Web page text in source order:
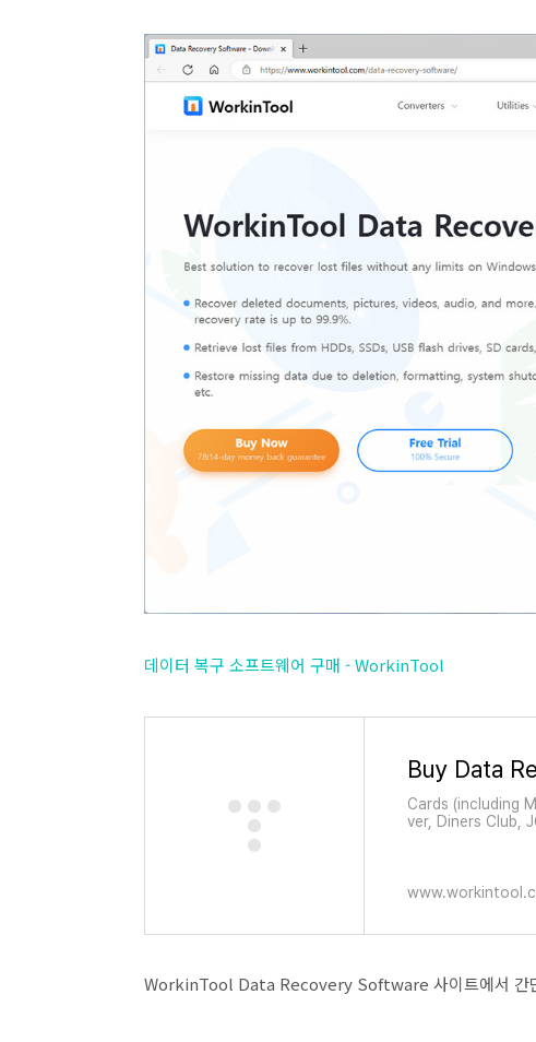
데이터 복구 소프트웨어 구매 - WorkinTool
Buy Data
Cards (including
ver, Diners Club,
WorkinTool Data Recovery Software 사이트에서 간